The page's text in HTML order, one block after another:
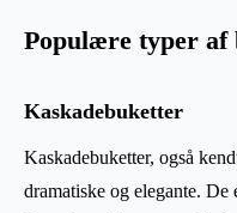
Populære typer af
Kaskadebuketter
Kaskadebuketter, også
dramatiske og elegante.